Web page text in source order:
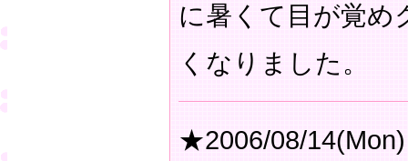
に暑くて目が覚め
くなりました。
★2006/08/14(Mon)